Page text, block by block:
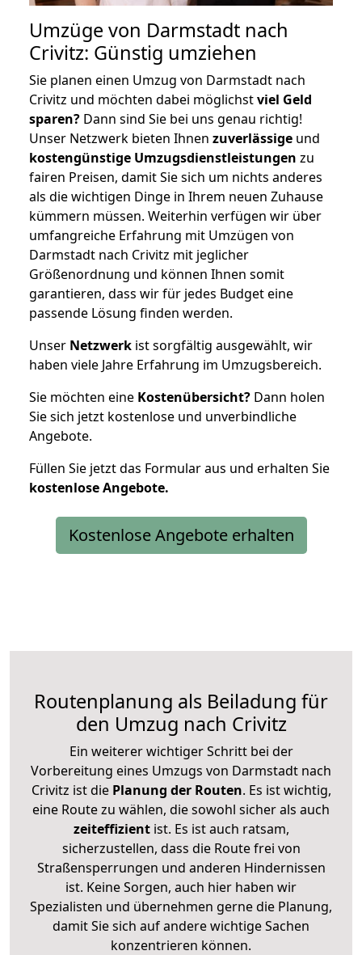
Umzüge von Darmstadt nach
Crivitz: Günstig umziehen
Sie planen einen Umzug von Darmstadt nach
Crivitz und möchten dabei möglichstviel Geld
sparen? Dann sind Sie bei uns genau richtig!
Unser Netzwerk bieten Ihnen zuverlässige und
kostengünstige Umzugsdienstleistungen zu
fairen Preisen, damit Sie sich um nichts anderes
als die wichtigen Dinge in Ihrem neuen Zuhause
kümmern müssen. Weiterhin verfügen wir über
umfangreiche Erfahrung mit Umzügen von
Darmstadt nach Crivitz mit jeglicher
Größenordnung und können Ihnen somit
garantieren, dass wir für jedes Budget eine
passende Lösung finden werden.
Unser Netzwerk ist sorgfältig ausgewählt, wir
haben viele Jahre Erfahrung im Umzugsbereich.
Sie möchten eine Kostenübersicht? Dann holen
Sie sich jetzt kostenlose und unverbindliche
Angebote.
Füllen Sie jetzt das Formular aus und erhalten Sie
kostenloseAngebote.
Kostenlose Angebote erhalten
Routenplanung als Beiladung für
den Umzug nach Crivitz
Ein weiterer wichtiger Schritt bei der
Vorbereitung eines Umzugs von Darmstadt nach
Crivitz ist diePlanung der Routen. Es ist wichtig,
eine Route zu wählen, die sowohl sicher als auch
zeiteffizientist. Es ist auch ratsam,
sicherzustellen, dass die Route frei von
Straßensperrungen und anderen Hindernissen
ist. Keine Sorgen, auch hier haben wir
Spezialisten und übernehmen gerne die Planung,
damit Sie sich auf andere wichtige Sachen
konzentrieren können.